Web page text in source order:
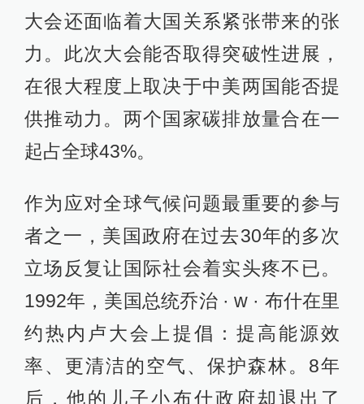
大会还面临着大国关系紧张带来的张
力。此次大会能否取得突破性进展，
在很大程度上取决于中美两国能否提
供推动力。两个国家碳排放量合在一
起占全球43%。
作为应对全球气候问题最重要的参与
者之一，美国政府在过去30年的多次
立场反复让国际社会着实头疼不已。
1992年，美国总统乔治 · w · 布什在里
约热内卢大会上提倡：提高能源效
率、更清洁的空气、保护森林。8年
后，他的儿子小布什政府却退出了